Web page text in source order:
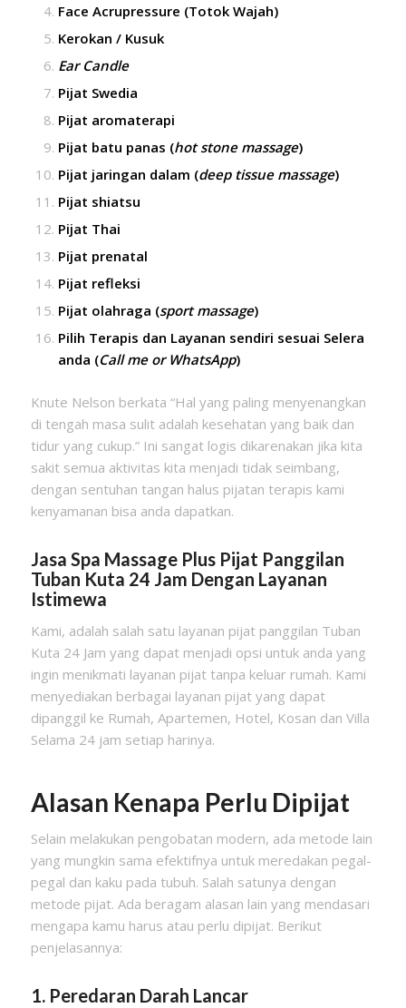
Face Acrupressure (Totok Wajah)
Kerokan / Kusuk
Ear Candle
Pijat Swedia
Pijat aromaterapi
Pijat batu panas (hot stone massage)
Pijat jaringan dalam (deep tissue massage)
Pijat shiatsu
Pijat Thai
Pijat prenatal
Pijat refleksi
Pijat olahraga (sport massage)
Pilih Terapis dan Layanan sendiri sesuai Selera
anda (Call me or WhatsApp)
Knute Nelson berkata “Hal yang paling menyenangkan
di tengah masa sulit adalah kesehatan yang baik dan
tidur yang cukup.” Ini sangat logis dikarenakan jika kita
sakit semua aktivitas kita menjadi tidak seimbang,
dengan sentuhan tangan halus pijatan terapis kami
kenyamanan bisa anda dapatkan.
Jasa Spa Massage Plus Pijat Panggilan
Tuban Kuta 24 Jam Dengan Layanan
Istimewa
Kami, adalah salah satu layanan pijat panggilan Tuban
Kuta 24 Jam yang dapat menjadi opsi untuk anda yang
ingin menikmati layanan pijat tanpa keluar rumah. Kami
menyediakan berbagai layanan pijat yang dapat
dipanggil ke Rumah, Apartemen, Hotel, Kosan dan Villa
Selama 24 jam setiap harinya.
Alasan Kenapa Perlu Dipijat
Selain melakukan pengobatan modern, ada metode lain
yang mungkin sama efektifnya untuk meredakan pegal-
pegal dan kaku pada tubuh. Salah satunya dengan
metode pijat. Ada beragam alasan lain yang mendasari
mengapa kamu harus atau perlu dipijat. Berikut
penjelasannya:
1. Peredaran Darah Lancar